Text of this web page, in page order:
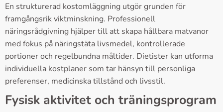
En strukturerad kostomläggning utgör grunden för
framgångsrik viktminskning. Professionell
näringsrådgivning hjälper till att skapa hållbara matvanor
med fokus på näringstäta livsmedel, kontrollerade
portioner och regelbundna måltider. Dietister kan utforma
individuella kostplaner som tar hänsyn till personliga
preferenser, medicinska tillstånd och livsstil.
Fysisk aktivitet och träningsprogram